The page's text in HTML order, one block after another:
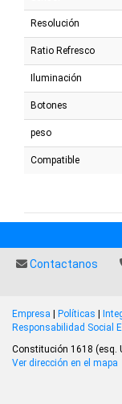
Resolución
Ratio Refresco
Iluminación
Botones
peso
Compatible
Contactanos
Empresa Políticas
Responsabilidad Social
Constitución 1618 (esq.
Ver dirección en el mapa